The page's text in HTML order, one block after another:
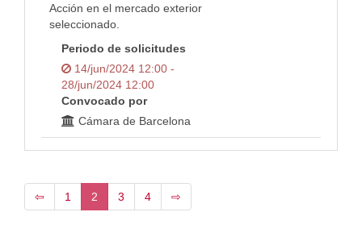
Acción en el mercado exterior
seleccionado.
Periodo de solicitudes
14/jun/2024 12:00 -
28/jun/2024 12:00
Convocado por
Cámara de Barcelona
⇦ 1 2 3 4 ⇨